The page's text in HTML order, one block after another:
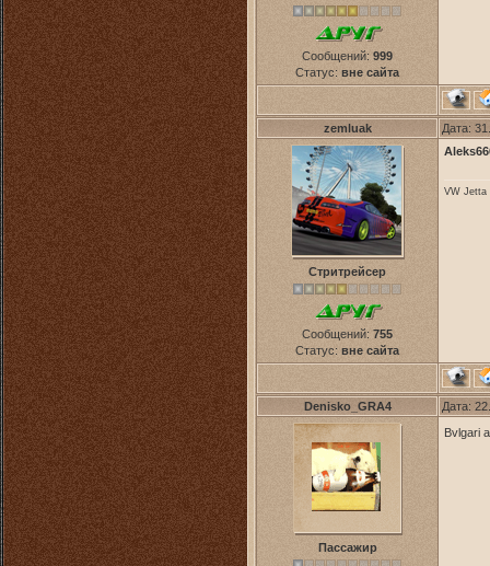
Сообщений: 999
Статус: вне сайта
zemluak Дата:
Стритрейсер
Сообщений: 755
Статус: вне сайта
VW Jetta
Denisko_GRA4 Дата:
Пассажир
Bvlgari